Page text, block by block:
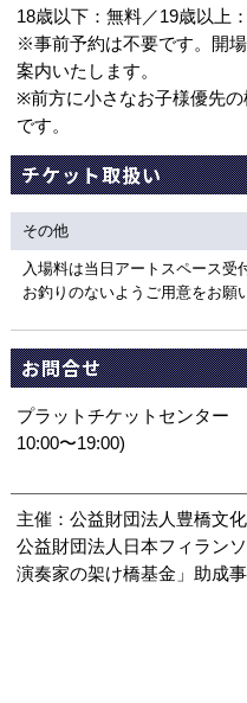
18歳以下：無料／19歳以上
※事前予約は不要です。開
案内いたします。
※前方に小さなお子様優先
です。
チケット取扱い
その他
入場料は当日アートスペース受
お釣りのないようご用意をお願
お問合せ
プラットチケットセンター
10:00〜19:00)
主催：公益財団法人豊橋文
公益財団法人日本フィラン
演奏家の架け橋基金」助成